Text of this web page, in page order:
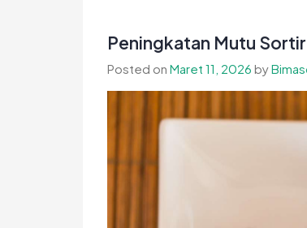
Terbaru
dan
Cara
Peningkatan Mutu
Posted on Maret 11, 2026 by